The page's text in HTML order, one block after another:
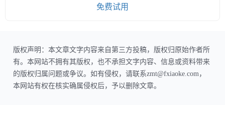
免费试用
版权声明：本文章文字内容来自第三方投稿，版权归原始作者所
有。本网站不拥有其版权，也不承担文字内容、信息或资料带来
的版权归属问题或争议。如有侵权，请联系zmt@fxiaoke.com，
本网站有权在核实确属侵权后，予以删除文章。